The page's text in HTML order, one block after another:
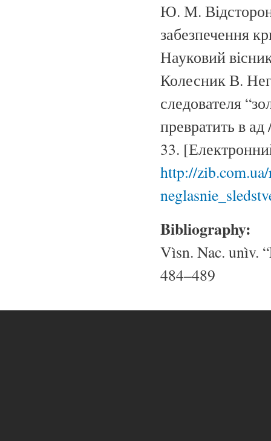
Ю. М.
забезпечення
Науковий
Колесник В.
следователя
превратить в
33.
http://
Bibliography:
Vìsn. Nac. unìv.
484–489